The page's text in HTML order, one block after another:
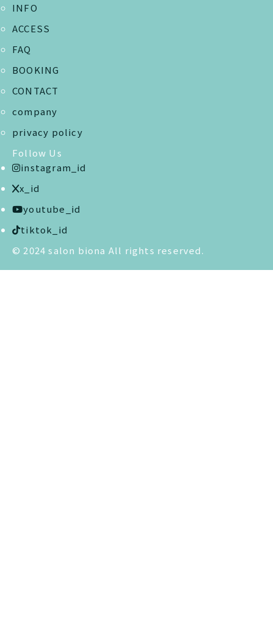
INFO
ACCESS
FAQ
BOOKING
CONTACT
company
privacy policy
Follow Us
instagram_id
x_id
youtube_id
tiktok_id
© 2024 salon biona All rights reserved.